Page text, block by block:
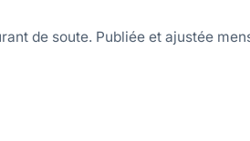
de soute. Publiée et ajustée